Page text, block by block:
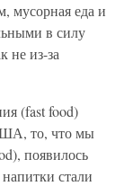
мусорная еда и
в силу
не из-за
(fast food)
то, что мы
появилось
стали